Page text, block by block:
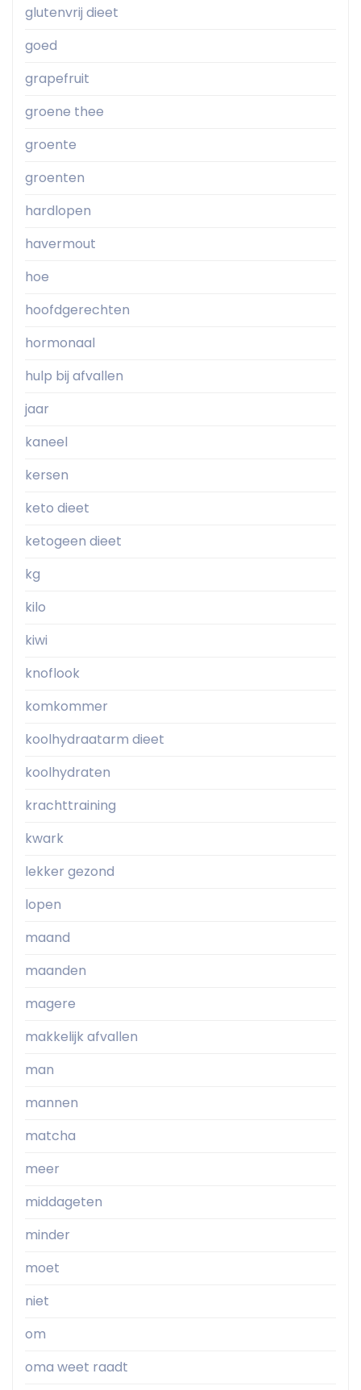
glutenvrij dieet
goed
grapefruit
groene thee
groente
groenten
hardlopen
havermout
hoe
hoofdgerechten
hormonaal
hulp bij afvallen
jaar
kaneel
kersen
keto dieet
ketogeen dieet
kg
kilo
kiwi
knoflook
komkommer
koolhydraatarm dieet
koolhydraten
krachttraining
kwark
lekker gezond
lopen
maand
maanden
magere
makkelijk afvallen
man
mannen
matcha
meer
middageten
minder
moet
niet
om
oma weet raadt